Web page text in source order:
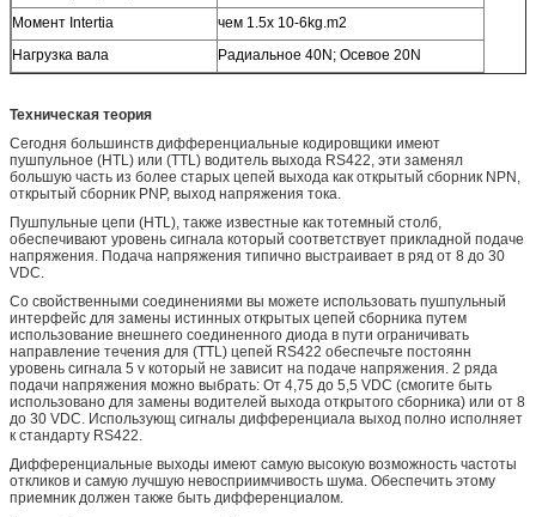
Момент Intertia
чем 1.5x 10-6kg.m2
Нагрузка вала
Радиальное 40N; Осевое 20N
Техническая теория
Сегодня большинств дифференциальные кодировщики имеют
пушпульное (HTL) или (TTL) водитель выхода RS422, эти заменял
большую часть из более старых цепей выхода как открытый сборник NPN,
открытый сборник PNP, выход напряжения тока.
Пушпульные цепи (HTL), также известные как тотемный столб,
обеспечивают уровень сигнала который соответствует прикладной подаче
напряжения. Подача напряжения типично выстраивает в ряд от 8 до 30
VDC.
Со свойственными соединениями вы можете использовать пушпульный
интерфейс для замены истинных открытых цепей сборника путем
использование внешнего соединенного диода в пути ограничивать
направление течения для (TTL) цепей RS422 обеспечьте постоянн
уровень сигнала 5 v который не зависит на подаче напряжения. 2 ряда
подачи напряжения можно выбрать: От 4,75 до 5,5 VDC (смогите быть
использовано для замены водителей выхода открытого сборника) или от 8
до 30 VDC. Использующ сигналы дифференциала выход полно исполняет
к стандарту RS422.
Дифференциальные выходы имеют самую высокую возможность частоты
откликов и самую лучшую невосприимчивость шума. Обеспечить этому
приемник должен также быть дифференциалом.